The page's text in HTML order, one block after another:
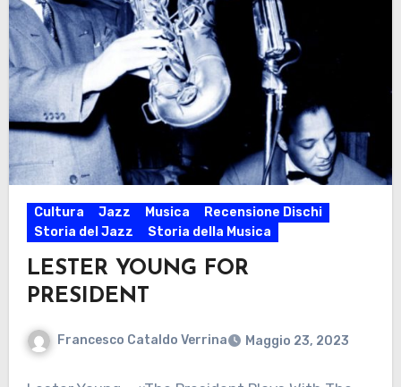
Cultura Jazz Musica
Recensione Dischi
Storia del Jazz
Storia della Musica
LESTER YOUNG FOR
PRESIDENT
Francesco Cataldo Verrina Maggio 23, 2023